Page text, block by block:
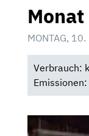
MONTAG,
Verbrauch: